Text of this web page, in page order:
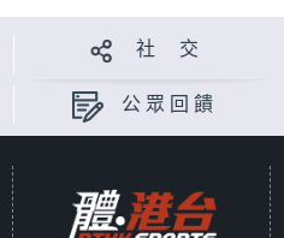
社 交
公眾回饋